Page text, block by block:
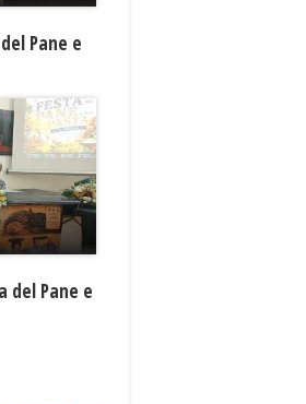
Pane e
del Pane e